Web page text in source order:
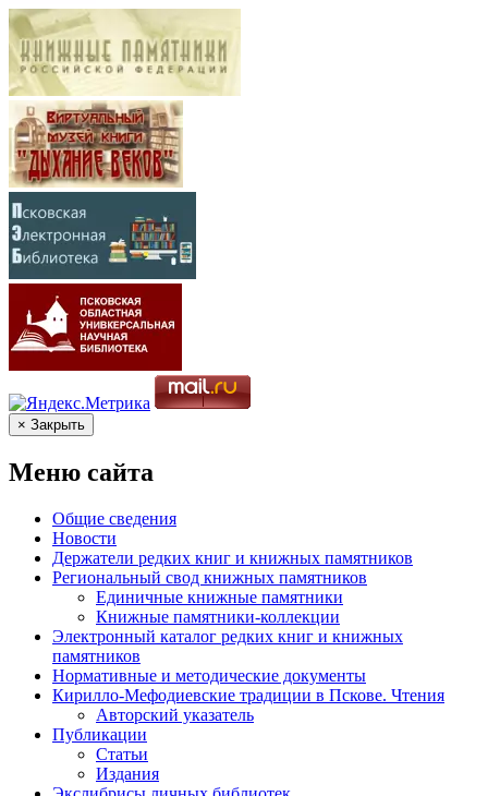
× Закрыть
Меню сайта
Общие сведения
Новости
Держатели редких книг и книжных памятников
Региональный свод книжных памятников
Единичные книжные памятники
Книжные памятники-коллекции
Электронный каталог редких книг и книжных
памятников
Нормативные и методические документы
Кирилло-Мефодиевские традиции в Пскове. Чтения
Авторский указатель
Публикации
Статьи
Издания